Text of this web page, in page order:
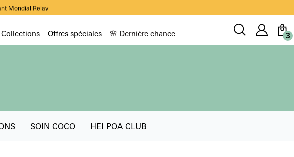
Mondial Relay
WELCOME
WELCOME
Collections Offres spéciales 🌸 Dernière chance
Recherche
3
SOIN COCO HEI POA CLUB